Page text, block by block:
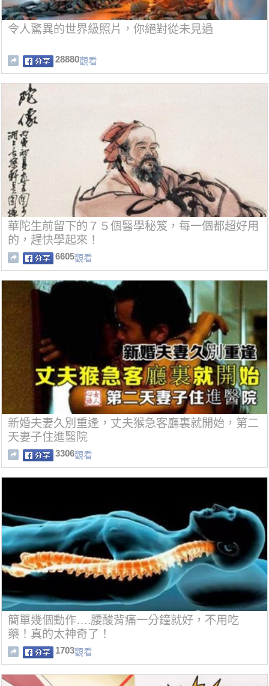
令人驚異的世界級照片，你絕對從未見過
28880觀看
華陀生前留下的７５個醫學秘笈，每一個都超好用
的，趕快學起來！
6605觀看
新婚夫妻久別重逢，丈夫猴急客廳裏就開始，第二
天妻子住進醫院
3306觀看
簡單幾個動作….腰酸背痛一分鐘就好，不用吃
藥！真的太神奇了！
1703觀看